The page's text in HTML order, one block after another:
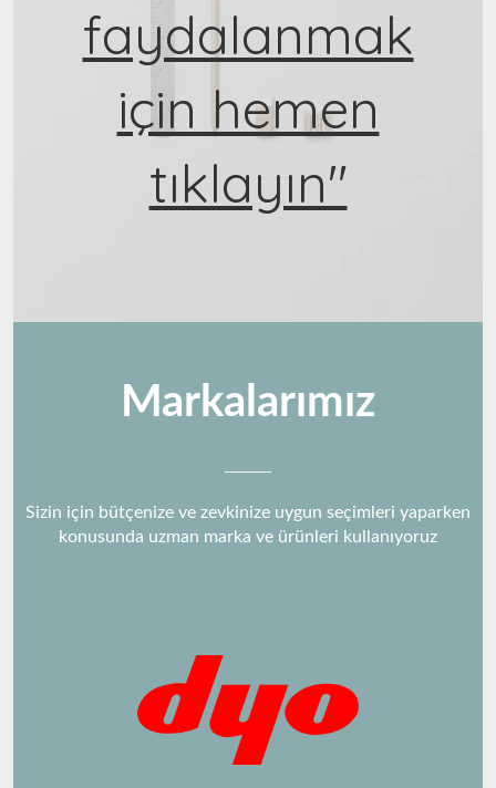
faydalanmak
için hemen
tıklayın"
Markalarımız
Sizin için bütçenize ve zevkinize uygun seçimleri yaparken
konusunda uzman marka ve ürünleri kullanıyoruz